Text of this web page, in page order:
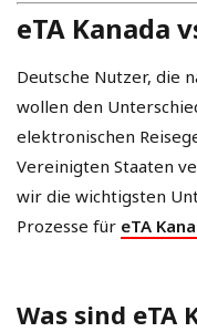
eTA Kanada
Deutsche Nutzer, die
wollen den
elektronischen
Vereinigten Staaten
wir die wichtigsten
Prozesse für eTA
Was sind eTA